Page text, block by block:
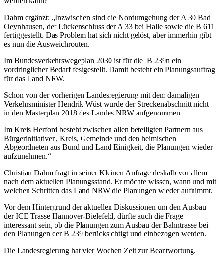
Dahm ergänzt: „Inzwischen sind die Nordumgehung der A 30 Bad
Oeynhausen, der Lückenschluss der A 33 bei Halle sowie die B 611
fertiggestellt. Das Problem hat sich nicht gelöst, aber immerhin gibt
es nun die Ausweichrouten.
Im Bundesverkehrswegeplan 2030 ist für die B 239n ein
vordringlicher Bedarf festgestellt. Damit besteht ein Planungsauftrag
für das Land NRW.
Schon von der vorherigen Landesregierung mit dem damaligen
Verkehrsminister Hendrik Wüst wurde der Streckenabschnitt nicht
in den Masterplan 2018 des Landes NRW aufgenommen.
Im Kreis Herford besteht zwischen allen beteiligten Partnern aus
Bürgerinitiativen, Kreis, Gemeinde und den heimischen
Abgeordneten aus Bund und Land Einigkeit, die Planungen wieder
aufzunehmen.“
Christian Dahm fragt in seiner Kleinen Anfrage deshalb vor allem
nach dem aktuellen Planungsstand. Er möchte wissen, wann und mit
welchen Schritten das Land NRW die Planungen wieder aufnimmt.
Vor dem Hintergrund der aktuellen Diskussionen um den Ausbau
der ICE Trasse Hannover-Bielefeld, dürfte auch die Frage
interessant sein, ob die Planungen zum Ausbau der Bahntrasse bei
den Planungen der B 239 berücksichtigt und einbezogen werden.
Die Landesregierung hat vier Wochen Zeit zur Beantwortung.